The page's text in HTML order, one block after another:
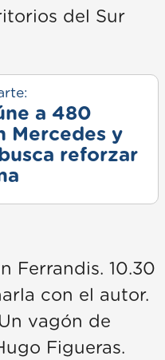
del Sur
a 480
Mercedes y
reforzar
Ferrandis. 10.30
con el autor.
vagón de
Figueras.